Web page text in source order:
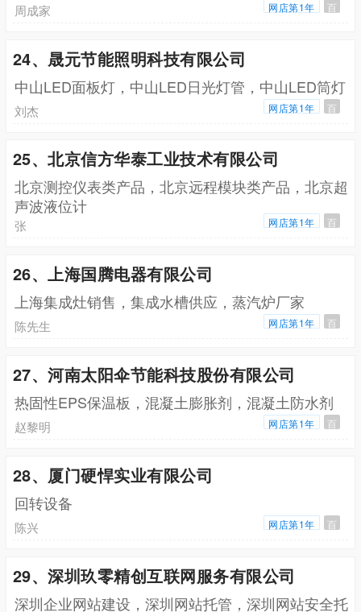
周成家 网店第1年 百
24、晟元节能照明科技有限公司
中山LED面板灯，中山LED日光灯管，中山LED筒灯
刘杰 网店第1年 百
25、北京信方华泰工业技术有限公司
北京测控仪表类产品，北京远程模块类产品，北京超
声波液位计
张 网店第1年 百
26、上海国腾电器有限公司
上海集成灶销售，集成水槽供应，蒸汽炉厂家
陈先生 网店第1年 百
27、河南太阳伞节能科技股份有限公司
热固性EPS保温板，混凝土膨胀剂，混凝土防水剂
赵黎明 网店第1年 百
28、厦门硬悍实业有限公司
回转设备
陈兴 网店第1年 百
29、深圳玖零精创互联网服务有限公司
深圳企业网站建设，深圳网站托管，深圳网站安全托